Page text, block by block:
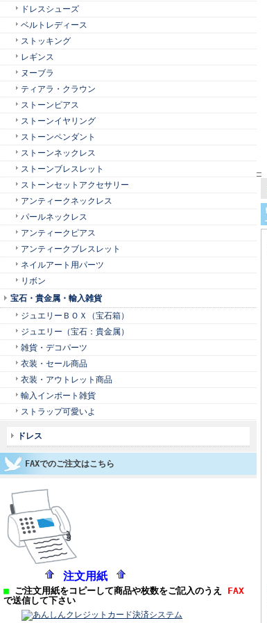
ドレスシューズ
ベルトレディース
ストッキング
レギンス
ヌーブラ
ティアラ・クラウン
ストーンピアス
ストーンイヤリング
ストーンペンダント
ストーンネックレス
ストーンブレスレット
ストーンセットアクセサリー
アンティークネックレス
パールネックレス
アンティークピアス
アンティークブレスレット
ネイルアート用パーツ
リボン
宝石・貴金属・輸入雑貨
ジュエリーＢＯＸ（宝石箱）
ジュエリー（宝石：貴金属）
雑貨・デコパーツ
衣装・セール商品
衣装・アウトレット商品
輸入インポート雑貨
ストラップ可愛いよ
ドレス
FAXでのご注文はこちら
注文用紙
■ ご注文用紙をコピーして商品や枚数をご記入のうえ FAX
で送信して下さい